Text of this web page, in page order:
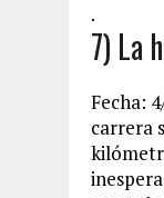
.
7) La
Fecha:
carrera